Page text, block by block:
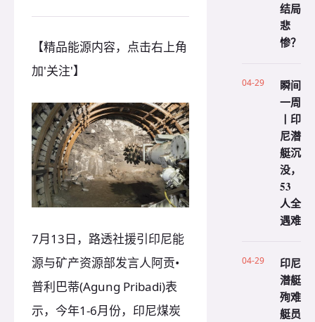
【精品能源内容，点击右上角
加'关注'】
7月13日，路透社援引印尼能
源与矿产资源部发言人阿贡•
普利巴蒂(Agung Pribadi)表
示，今年1-6月份，印尼煤炭
结局
悲
惨？
04-29
瞬间
一周
丨印
尼潜
艇沉
没，
53
人全
遇难
04-29
印尼
潜艇
殉难
艇员